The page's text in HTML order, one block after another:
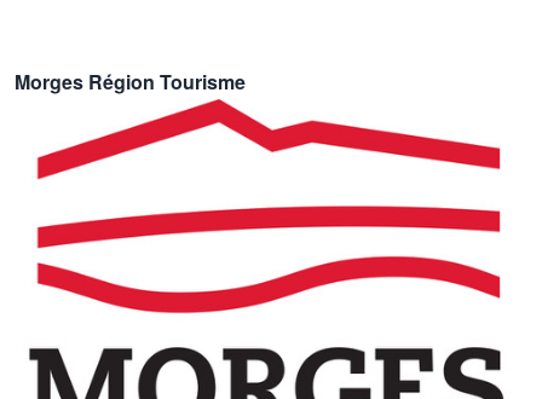
Morges Région Tourisme